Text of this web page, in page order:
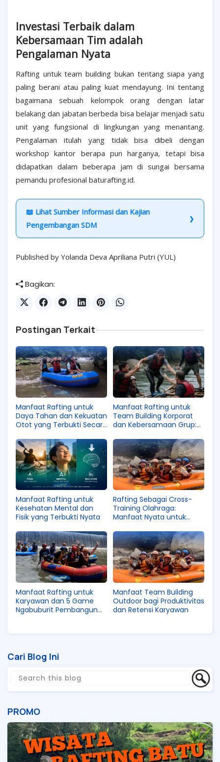
Investasi Terbaik dalam
Kebersamaan Tim adalah
Pengalaman Nyata
Rafting untuk team building bukan tentang siapa yang
paling berani atau paling kuat mendayung. Ini tentang
bagaimana sebuah kelompok orang dengan latar
belakang dan jabatan berbeda bisa belajar menjadi satu
unit yang fungsional di lingkungan yang menantang.
Pengalaman itulah yang tidak bisa dibeli dengan
workshop kantor berapa pun harganya, tetapi bisa
didapatkan dalam beberapa jam di sungai bersama
pemandu profesional baturafting.id.
📖 Lihat Sumber Informasi dan Kajian
Pengembangan SDM
Published by Yolanda Deva Apriliana Putri (YUL)
Bagikan:
Postingan Terkait
Manfaat Rafting untuk
Daya Tahan dan Kekuatan
Otot yang Terbukti Secara
Manfaat Rafting untuk
Team Building Korporat
dan Kebersamaan Grup:
Olahraga
Manfaat Rafting untuk
Kesehatan Mental dan
Fisik yang Terbukti Nyata
Rafting Sebagai Cross-
Training Olahraga:
Manfaat Nyata untuk
Manfaat Rafting untuk
Karyawan dan 5 Game
Ngabuburit Pembangun
Manfaat Team Building
Outdoor bagi Produktivitas
dan Retensi Karyawan
Cari Blog Ini
PROMO